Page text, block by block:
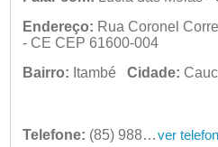
Endereço: Rua Coronel
- CE CEP 61600-004
Bairro: Itambé Cidade:
Telefone: (85) 98884-1630 | (85) 98415-7399 ver